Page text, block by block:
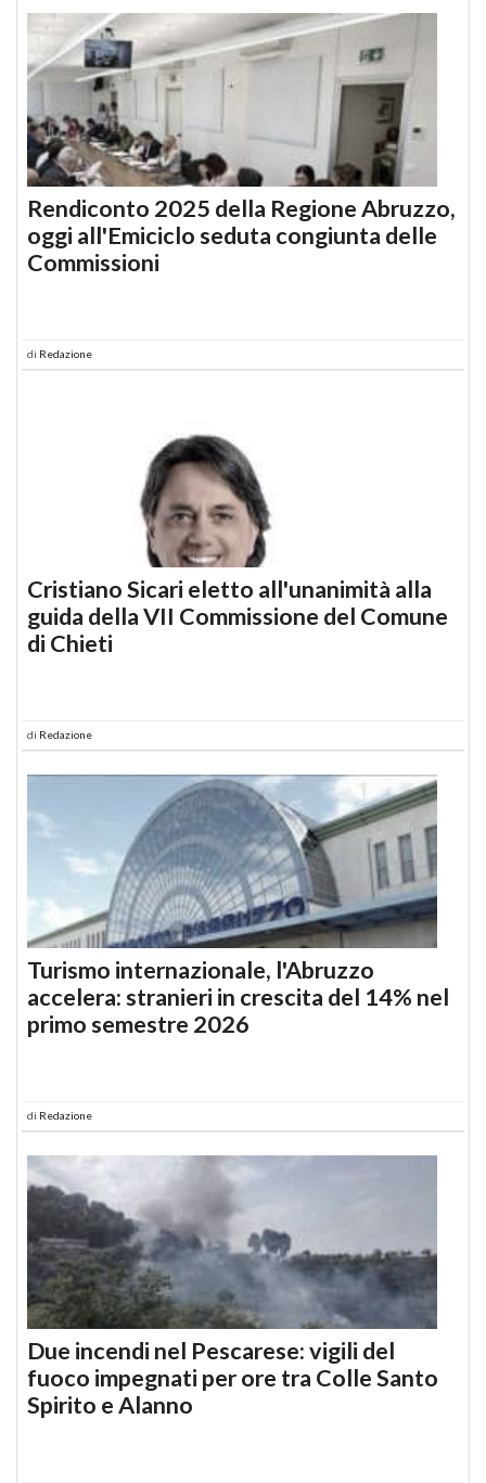
Rendiconto 2025 della Regione Abruzzo,
oggi all'Emiciclo seduta congiunta delle
Commissioni
di Redazione
Cristiano Sicari eletto all'unanimità alla
guida della VII Commissione del Comune
di Chieti
di Redazione
Turismo internazionale, l'Abruzzo
accelera: stranieri in crescita del 14% nel
primo semestre 2026
di Redazione
Due incendi nel Pescarese: vigili del
fuoco impegnati per ore tra Colle Santo
Spirito e Alanno